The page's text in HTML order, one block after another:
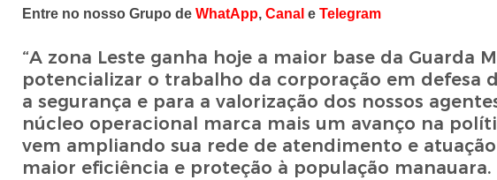
Entre no nosso Grupo de WhatApp, Canal e Telegram
“A zona Leste ganha hoje a maior base da Guarda
potencializar o trabalho da corporação em defesa
a segurança e para a valorização dos nossos
núcleo operacional marca mais um avanço na
vem ampliando sua rede de atendimento e
maior eficiência e proteção à população manauara.